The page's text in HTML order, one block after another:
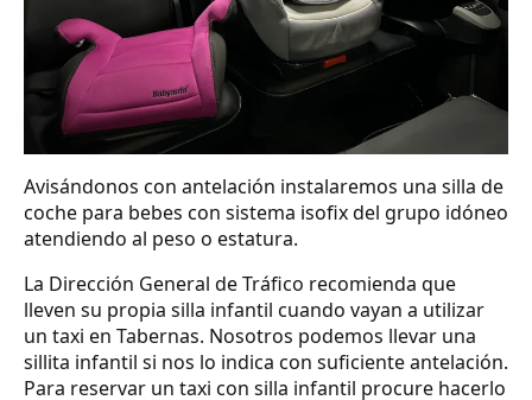
Avisándonos con antelación instalaremos una silla de
coche para bebes con sistema isofix del grupo idóneo
atendiendo al peso o estatura.
La Dirección General de Tráfico recomienda que
lleven su propia silla infantil cuando vayan a utilizar
un taxi en Tabernas. Nosotros podemos llevar una
sillita infantil si nos lo indica con suficiente antelación.
Para reservar un taxi con silla infantil procure hacerlo